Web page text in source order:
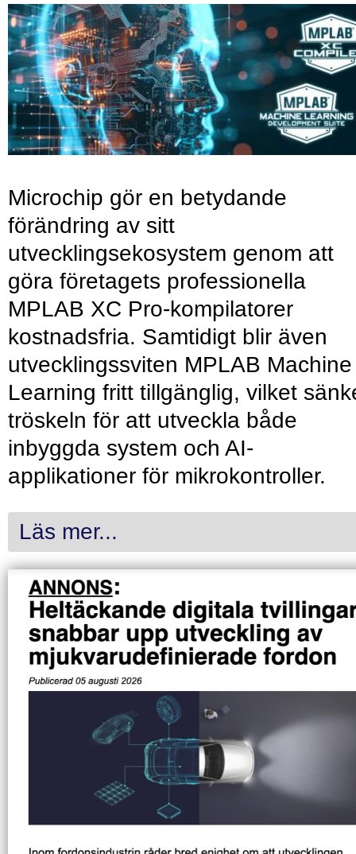
Microchip gör en betydande
förändring av sitt
utvecklingsekosystem genom att
göra företagets professionella
MPLAB XC Pro-kompilatorer
kostnadsfria. Samtidigt blir även
utvecklingssviten MPLAB Machine
Learning fritt tillgänglig, vilket
tröskeln för att utveckla både
inbyggda system och AI-
applikationer för mikrokontroller.
Läs mer...